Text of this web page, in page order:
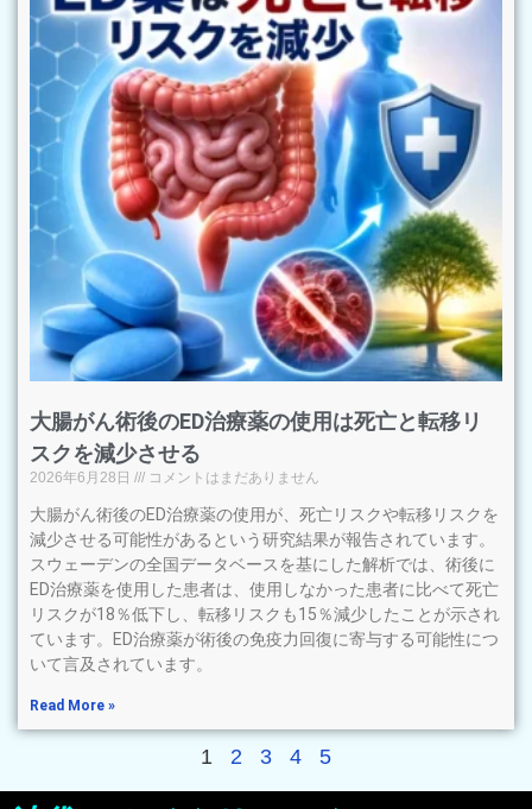
大腸がん術後のED治療薬の使用は死亡と転移リ
スクを減少させる
2026年6月28日 コメントはまだありません
大腸がん術後のED治療薬の使用が、死亡リスクや転移リスクを
減少させる可能性があるという研究結果が報告されています。
スウェーデンの全国データベースを基にした解析では、術後に
ED治療薬を使用した患者は、使用しなかった患者に比べて死亡
リスクが18％低下し、転移リスクも15％減少したことが示され
ています。ED治療薬が術後の免疫力回復に寄与する可能性につ
いて言及されています。
Read More »
1 2 3 4 5